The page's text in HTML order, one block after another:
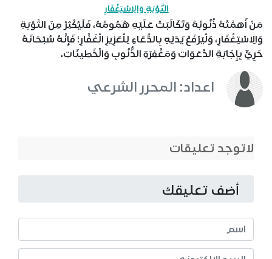
التَّوْبَةِ وَالِاسْتِغْفَارِ
مَنْ أَهَمَّتْهُ ذُنُوبُهُ وَتَكَالَبَتْ عَلَيْهِ هُمُومُهُ، فَلْيُكْثِرْ مِنَ التَّوْبَةِ
وَالِاسْتِغْفَارِ، وَلْيَرْفَعْ يَدَيْهِ بِالدُّعَاءِ لِلْعَزِيزِ الْغَفَّارِ؛ فَإِنَّهُ سُبْحَانَهُ
حَرِيٌّ بِإِجَابَةِ الدَّعَوَاتِ وَمَغْفِرَةِ الذُّنُوبِ وَالْخَطِيئَاتِ.
اعداد: المحرر الشرعي
لاتوجد تعليقات
أضف تعليقك